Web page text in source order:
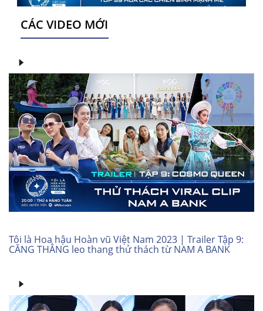
CÁC VIDEO MỚI
Tôi là Hoa hậu Hoàn vũ Việt Nam 2023 | Trailer Tập 9:
CĂNG THẲNG leo thang thử thách từ NAM A BANK